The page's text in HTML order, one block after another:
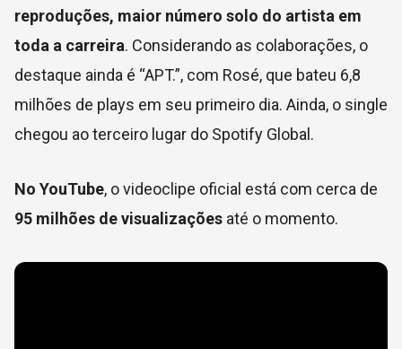
reproduções, maior número solo do artista em
toda a carreira. Considerando as colaborações, o
destaque ainda é “APT.”, com Rosé, que bateu 6,8
milhões de plays em seu primeiro dia. Ainda, o single
chegou ao terceiro lugar do Spotify Global.
No YouTube, o videoclipe oficial está com cerca de
95 milhões de visualizações até o momento.